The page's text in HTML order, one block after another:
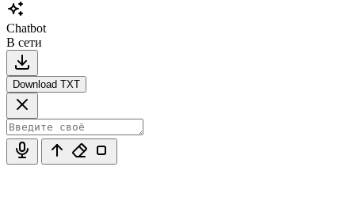
Chatbot
В сети
Download TXT